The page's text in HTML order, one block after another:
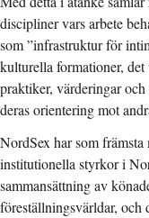
discipliner vars arbete
som ”infrastruktur för
kulturella formationer,
praktiker, värderingar
deras orientering mot
NordSex har som
institutionella styrkor i
sammansättning av
föreställningsvärldar, och